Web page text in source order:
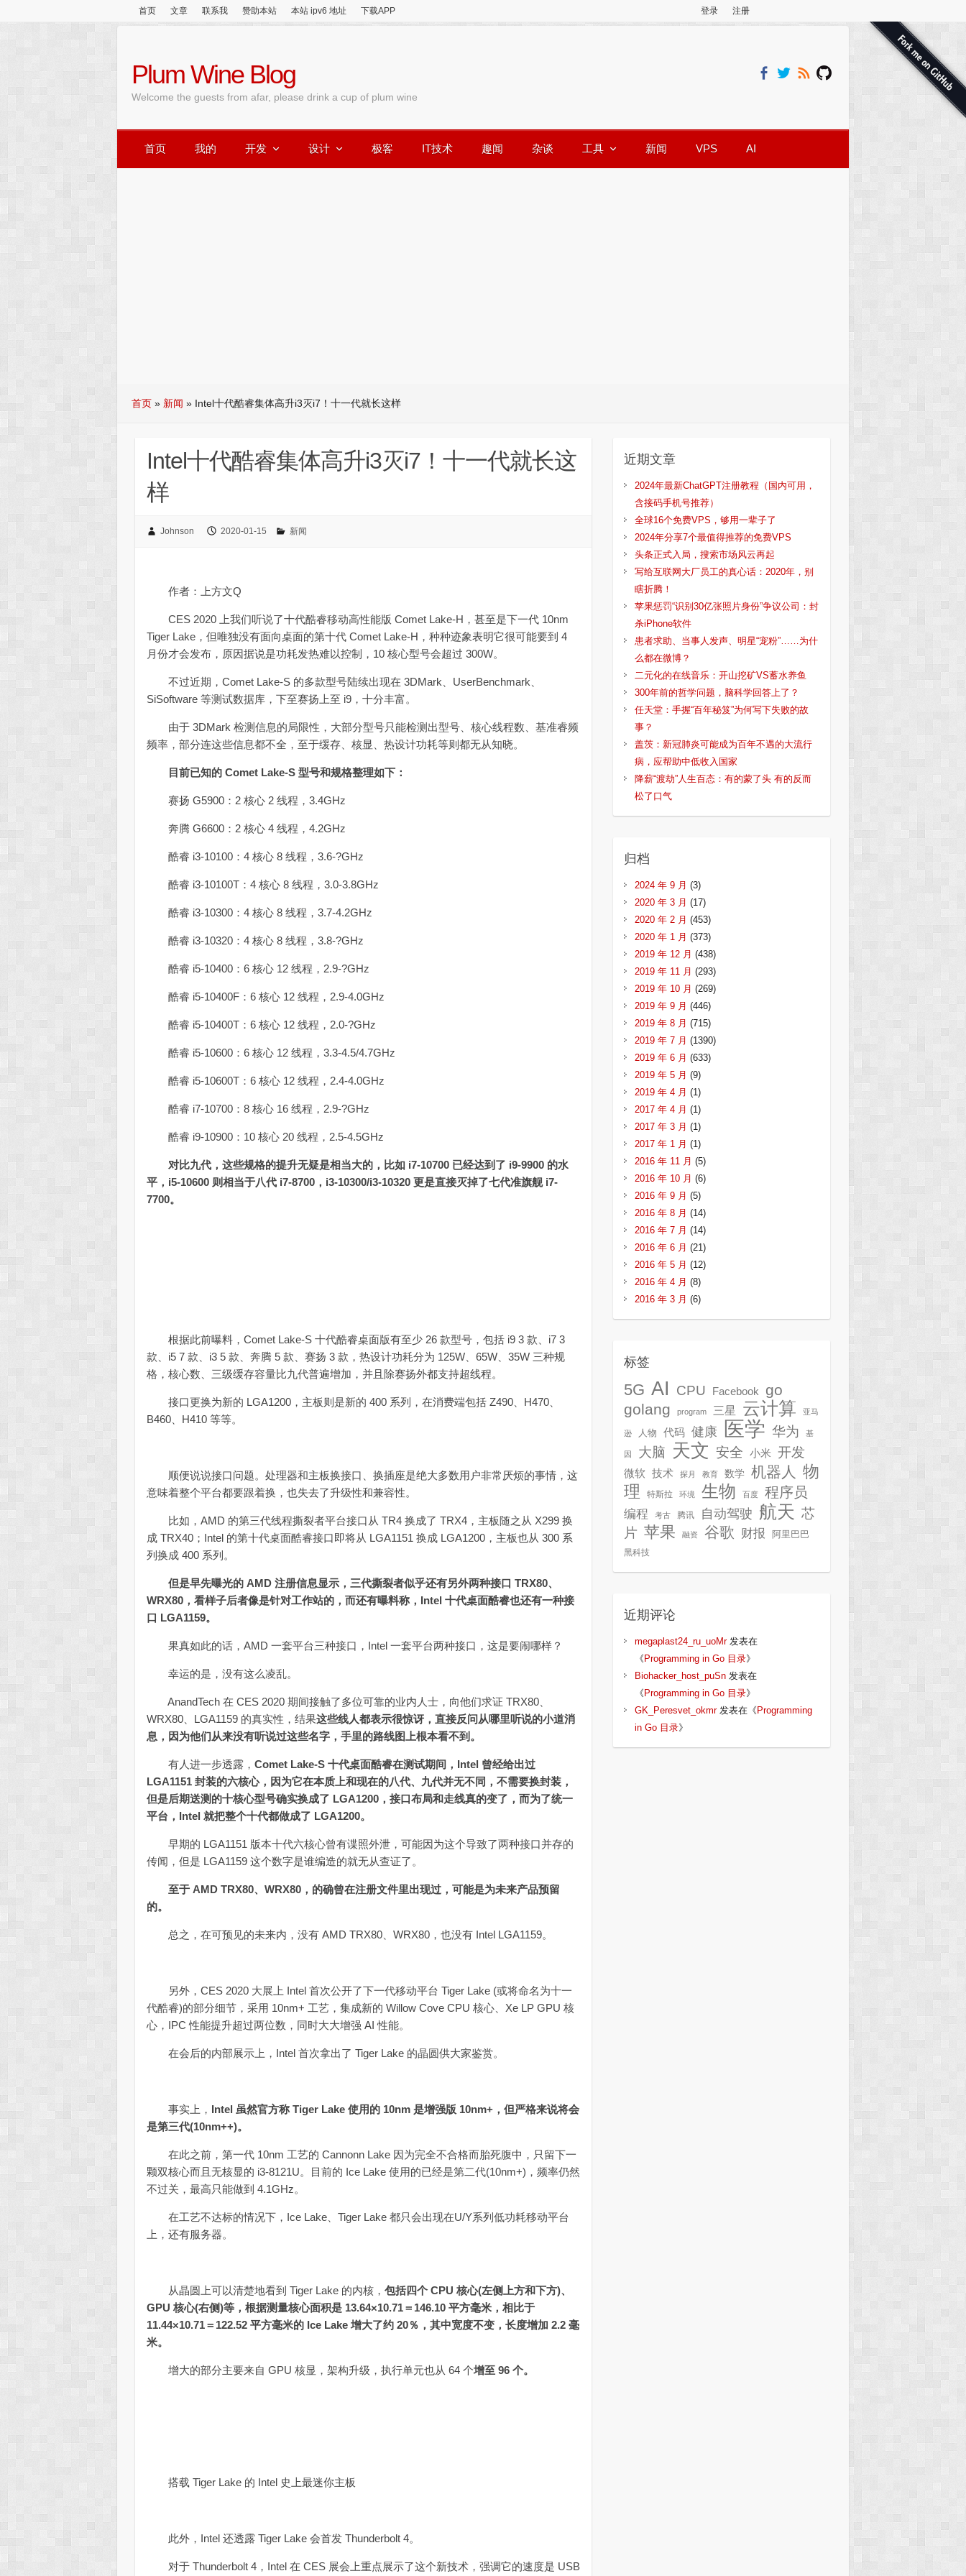
首页 文章 联系我 赞助本站 本站 ipv6 地址 下载APP 登录 注册
Plum Wine Blog
Welcome the guests from afar, please drink a cup of plum wine
首页 我的 开发 设计 极客 IT技术 趣闻 杂谈 工具 新闻 VPS AI
首页 » 新闻 » Intel十代酷睿集体高升i3灭i7！十一代就长这样
Intel十代酷睿集体高升i3灭i7！十一代就长这
样
Johnson 2020-01-15 新闻
作者：上方文Q
CES 2020 上我们听说了十代酷睿移动高性能版 Comet Lake-H，甚至是下一代 10nm
Tiger Lake，但唯独没有面向桌面的第十代 Comet Lake-H，种种迹象表明它很可能要到 4
月份才会发布，原因据说是功耗发热难以控制，10 核心型号会超过 300W。
不过近期，Comet Lake-S 的多款型号陆续出现在 3DMark、UserBenchmark、
SiSoftware 等测试数据库，下至赛扬上至 i9，十分丰富。
由于 3DMark 检测信息的局限性，大部分型号只能检测出型号、核心线程数、基准睿频
频率，部分连这些信息都不全，至于缓存、核显、热设计功耗等则都无从知晓。
目前已知的 Comet Lake-S 型号和规格整理如下：
赛扬 G5900：2 核心 2 线程，3.4GHz
奔腾 G6600：2 核心 4 线程，4.2GHz
酷睿 i3-10100：4 核心 8 线程，3.6-?GHz
酷睿 i3-10100T：4 核心 8 线程，3.0-3.8GHz
酷睿 i3-10300：4 核心 8 线程，3.7-4.2GHz
酷睿 i3-10320：4 核心 8 线程，3.8-?GHz
酷睿 i5-10400：6 核心 12 线程，2.9-?GHz
酷睿 i5-10400F：6 核心 12 线程，2.9-4.0GHz
酷睿 i5-10400T：6 核心 12 线程，2.0-?GHz
酷睿 i5-10600：6 核心 12 线程，3.3-4.5/4.7GHz
酷睿 i5-10600T：6 核心 12 线程，2.4-4.0GHz
酷睿 i7-10700：8 核心 16 线程，2.9-?GHz
酷睿 i9-10900：10 核心 20 线程，2.5-4.5GHz
对比九代，这些规格的提升无疑是相当大的，比如 i7-10700 已经达到了 i9-9900 的水
平，i5-10600 则相当于八代 i7-8700，i3-10300/i3-10320 更是直接灭掉了七代准旗舰 i7-
7700。
根据此前曝料，Comet Lake-S 十代酷睿桌面版有至少 26 款型号，包括 i9 3 款、i7 3
款、i5 7 款、i3 5 款、奔腾 5 款、赛扬 3 款，热设计功耗分为 125W、65W、35W 三种规
格，核心数、三级缓存容量比九代普遍增加，并且除赛扬外都支持超线程。
接口更换为新的 LGA1200，主板则是新的 400 系列，在消费端包括 Z490、H470、
B460、H410 等等。
顺便说说接口问题。处理器和主板换接口、换插座是绝大多数用户非常厌烦的事情，这
意味着整个平台都要跟着换，也失去了升级性和兼容性。
比如，AMD 的第三代线程撕裂者平台接口从 TR4 换成了 TRX4，主板随之从 X299 换
成 TRX40；Intel 的第十代桌面酷睿接口即将从 LGA1151 换成 LGA1200，主板也从 300 系
列换成 400 系列。
但是早先曝光的 AMD 注册信息显示，三代撕裂者似乎还有另外两种接口 TRX80、
WRX80，看样子后者像是针对工作站的，而还有曝料称，Intel 十代桌面酷睿也还有一种接
口 LGA1159。
果真如此的话，AMD 一套平台三种接口，Intel 一套平台两种接口，这是要闹哪样？
幸运的是，没有这么凌乱。
AnandTech 在 CES 2020 期间接触了多位可靠的业内人士，向他们求证 TRX80、
WRX80、LGA1159 的真实性，结果这些线人都表示很惊讶，直接反问从哪里听说的小道消
息，因为他们从来没有听说过这些名字，手里的路线图上根本看不到。
有人进一步透露，Comet Lake-S 十代桌面酷睿在测试期间，Intel 曾经给出过
LGA1151 封装的六核心，因为它在本质上和现在的八代、九代并无不同，不需要换封装，
但是后期送测的十核心型号确实换成了 LGA1200，接口布局和走线真的变了，而为了统一
平台，Intel 就把整个十代都做成了 LGA1200。
早期的 LGA1151 版本十代六核心曾有谍照外泄，可能因为这个导致了两种接口并存的
传闻，但是 LGA1159 这个数字是谁编造的就无从查证了。
至于 AMD TRX80、WRX80，的确曾在注册文件里出现过，可能是为未来产品预留
的。
总之，在可预见的未来内，没有 AMD TRX80、WRX80，也没有 Intel LGA1159。
另外，CES 2020 大展上 Intel 首次公开了下一代移动平台 Tiger Lake (或将命名为十一
代酷睿)的部分细节，采用 10nm+ 工艺，集成新的 Willow Cove CPU 核心、Xe LP GPU 核
心，IPC 性能提升超过两位数，同时大大增强 AI 性能。
在会后的内部展示上，Intel 首次拿出了 Tiger Lake 的晶圆供大家鉴赏。
事实上， Intel 虽然官方称 Tiger Lake 使用的 10nm 是增强版 10nm+，但严格来说将会
是第三代(10nm++)。
在此之前，第一代 10nm 工艺的 Cannonn Lake 因为完全不合格而胎死腹中，只留下一
颗双核心而且无核显的 i3-8121U。目前的 Ice Lake 使用的已经是第二代(10nm+)，频率仍然
不过关，最高只能做到 4.1GHz。
在工艺不达标的情况下，Ice Lake、Tiger Lake 都只会出现在U/Y系列低功耗移动平台
上，还有服务器。
从晶圆上可以清楚地看到 Tiger Lake 的内核，包括四个 CPU 核心(左侧上方和下方)、
GPU 核心(右侧)等，根据测量核心面积是 13.64×10.71＝146.10 平方毫米，相比于
11.44×10.71＝122.52 平方毫米的 Ice Lake 增大了约 20％，其中宽度不变，长度增加 2.2 毫
米。
增大的部分主要来自 GPU 核显，架构升级，执行单元也从 64 个增至 96 个。
搭载 Tiger Lake 的 Intel 史上最迷你主板
此外，Intel 还透露 Tiger Lake 会首发 Thunderbolt 4。
对于 Thunderbolt 4，Intel 在 CES 展会上重点展示了这个新技术，强调它的速度是 USB
近期文章
2024年最新ChatGPT注册教程（国内可用，
含接码手机号推荐）
全球16个免费VPS，够用一辈子了
2024年分享7个最值得推荐的免费VPS
头条正式入局，搜索市场风云再起
写给互联网大厂员工的真心话：2020年，别
瞎折腾！
苹果惩罚“识别30亿张照片身份”争议公司：封
杀iPhone软件
患者求助、当事人发声、明星“宠粉”……为什
么都在微博？
二元化的在线音乐：开山挖矿VS蓄水养鱼
300年前的哲学问题，脑科学回答上了？
任天堂：手握“百年秘笈”为何写下失败的故
事？
盖茨：新冠肺炎可能成为百年不遇的大流行
病，应帮助中低收入国家
降薪“渡劫”人生百态：有的蒙了头 有的反而
松了口气
归档
2024 年 9 月 (3)
2020 年 3 月 (17)
2020 年 2 月 (453)
2020 年 1 月 (373)
2019 年 12 月 (438)
2019 年 11 月 (293)
2019 年 10 月 (269)
2019 年 9 月 (446)
2019 年 8 月 (715)
2019 年 7 月 (1390)
2019 年 6 月 (633)
2019 年 5 月 (9)
2019 年 4 月 (1)
2017 年 4 月 (1)
2017 年 3 月 (1)
2017 年 1 月 (1)
2016 年 11 月 (5)
2016 年 10 月 (6)
2016 年 9 月 (5)
2016 年 8 月 (14)
2016 年 7 月 (14)
2016 年 6 月 (21)
2016 年 5 月 (12)
2016 年 4 月 (8)
2016 年 3 月 (6)
标签
5G AI CPU Facebook
go
golang
program 三星 云计算 亚马
逊 人物 代码 健康 医学 华为 基
因 大脑 天文 安全 小米 开发
微软 技术 探月 教育 数学 机器人 物
理
特斯拉 环境 生物 百度 程序员
编程 考古 腾讯 自动驾驶 航天 芯
片 苹果 融资 谷歌 财报 阿里巴巴
黑科技
近期评论
megaplast24_ru_uoMr发表在
《 Programming in Go 目录》
Biohacker_host_puSn发表在
《 Programming in Go 目录》
GK_Peresvet_okmr发表在《 Programming
in Go 目录》